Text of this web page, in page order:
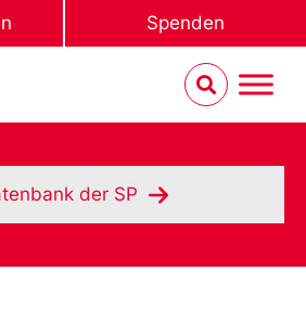
Spenden
der SP